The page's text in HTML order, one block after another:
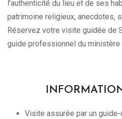
l’authenticité du lieu et de ses
patrimoine religieux, anecdotes,
Réservez votre visite guidée de
guide professionnel du ministère
Visite assurée par un